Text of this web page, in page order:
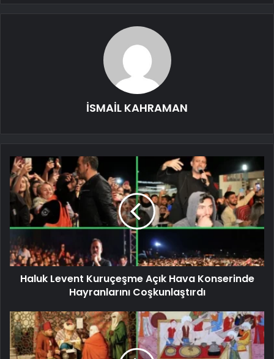
İSMAİL KAHRAMAN
Haluk Levent Kuruçeşme Açık Hava Konserinde
Hayranlarını Coşkunlaştırdı